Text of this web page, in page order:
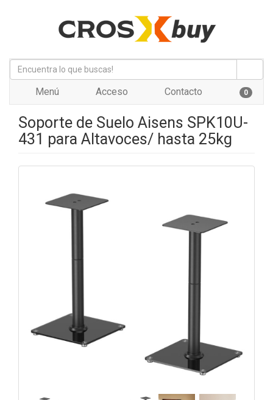
Menú Acceso Contacto 0
Soporte de Suelo Aisens SPK10U-
431 para Altavoces/ hasta 25kg